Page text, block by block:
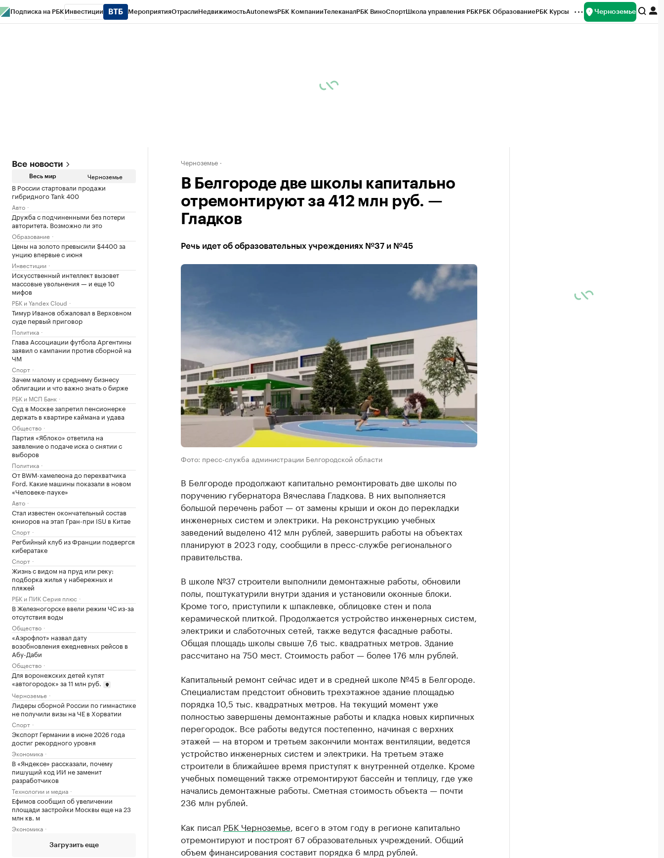
Подписка на РБК Инвестиции МероприятияОтраслиНедвижимостьAutonewsРБК КомпанииТелеканалРБК ВиноСпортШкола управления РБКРБК ОбразованиеРБК Курсы Черноземье
Все новости
Весь мир Черноземье
В России стартовали продажи
гибридного Tank 400
Авто
Дружба с подчиненными без потери
авторитета. Возможно ли это
Образование
Цены на золото превысили $4400 за
унцию впервые с июня
Инвестиции
Искусственный интеллект вызовет
массовые увольнения — и еще 10
мифов
РБК и Yandex Cloud
Тимур Иванов обжаловал в Верховном
суде первый приговор
Политика
Глава Ассоциации футбола Аргентины
заявил о кампании против сборной на
ЧМ
Спорт
Зачем малому и среднему бизнесу
облигации и что важно знать о бирже
РБК и МСП Банк
Суд в Москве запретил пенсионерке
держать в квартире каймана и удава
Общество
Партия «Яблоко» ответила на
заявление о подаче иска о снятии с
выборов
Политика
От BWM-хамелеона до перехватчика
Ford. Какие машины показали в новом
«Человеке-пауке»
Авто
Стал известен окончательный состав
юниоров на этап Гран-при ISU в Китае
Спорт
Регбийный клуб из Франции подвергся
кибератаке
Спорт
Жизнь с видом на пруд или реку:
подборка жилья у набережных и
пляжей
РБК и ПИК Серия плюс
В Железногорске ввели режим ЧС из-за
отсутствия воды
Общество
«Аэрофлот» назвал дату
возобновления ежедневных рейсов в
Абу-Даби
Общество
Для воронежских детей купят
«автогородок» за 11 млн руб.
Черноземье
Лидеры сборной России по гимнастике
не получили визы на ЧЕ в Хорватии
Спорт
Экспорт Германии в июне 2026 года
достиг рекордного уровня
Экономика
В «Яндексе» рассказали, почему
пишущий код ИИ не заменит
разработчиков
Технологии и медиа
Ефимов сообщил об увеличении
площади застройки Москвы еще на 23
млн кв. м
Экономика
Загрузить еще
Черноземье
В Белгороде две школы капитально
отремонтируют за 412 млн руб. —
Гладков
Речь идет об образовательных учреждениях №37 и №45
Фото: пресс-служба администрации Белгородской области
В Белгороде продолжают капитально ремонтировать две школы по
поручению губернатора Вячеслава Гладкова. В них выполняется
большой перечень работ — от замены крыши и окон до перекладки
инженерных систем и электрики. На реконструкцию учебных
заведений выделено 412 млн рублей, завершить работы на объектах
планируют в 2023 году, сообщили в пресс-службе регионального
правительства.
В школе №37 строители выполнили демонтажные работы, обновили
полы, поштукатурили внутри здания и установили оконные блоки.
Кроме того, приступили к шпаклевке, облицовке стен и пола
керамической плиткой. Продолжается устройство инженерных систем,
электрики и слаботочных сетей, также ведутся фасадные работы.
Общая площадь школы свыше 7,6 тыс. квадратных метров. Здание
рассчитано на 750 мест. Стоимость работ — более 176 млн рублей.
Капитальный ремонт сейчас идет и в средней школе №45 в Белгороде.
Специалистам предстоит обновить трехэтажное здание площадью
порядка 10,5 тыс. квадратных метров. На текущий момент уже
полностью завершены демонтажные работы и кладка новых кирпичных
перегородок. Все работы ведутся постепенно, начиная с верхних
этажей — на втором и третьем закончили монтаж вентиляции, ведется
устройство инженерных систем и электрики. На третьем этаже
строители в ближайшее время приступят к внутренней отделке. Кроме
учебных помещений также отремонтируют бассейн и теплицу, где уже
начались демонтажные работы. Сметная стоимость объекта — почти
236 млн рублей.
Как писал РБК Черноземье , всего в этом году в регионе капитально
отремонтируют и построят 67 образовательных учреждений. Общий
объем финансирования составит порядка 6 млрд рублей.